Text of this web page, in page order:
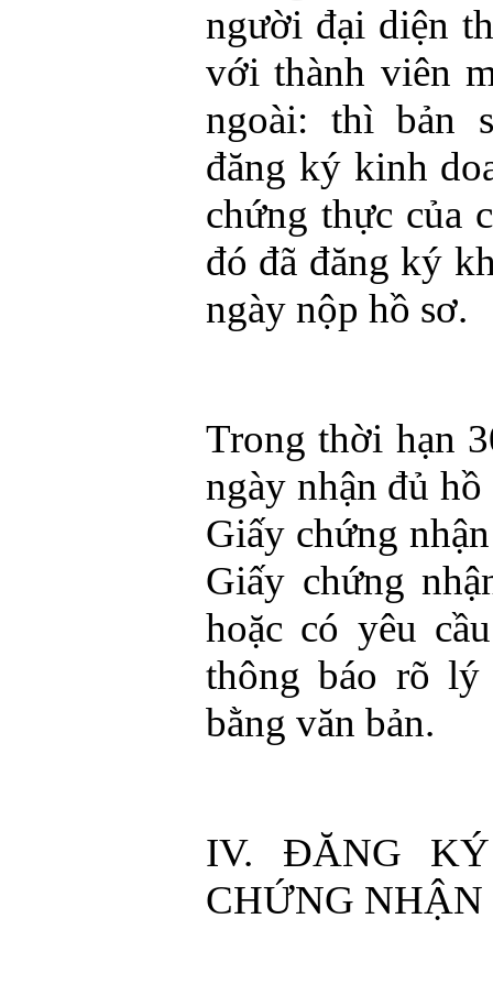
người đại diện
với thành viên
ngoài: thì bản
đăng ký kinh
chứng thực của
đó đã đăng ký
ngày nộp hồ sơ.
Trong thời hạn
ngày nhận đủ
Giấy chứng
Giấy chứng
hoặc có yêu
thông báo rõ
bằng văn bản.
IV. ĐĂNG
CHỨNG